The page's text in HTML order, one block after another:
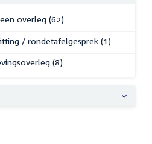
overleg (62)
/ rondetafelgesprek (1)
(8)